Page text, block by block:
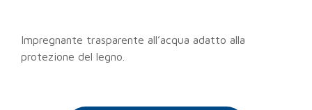
Impregnante trasparente all’acqua adatto alla
protezione del legno.